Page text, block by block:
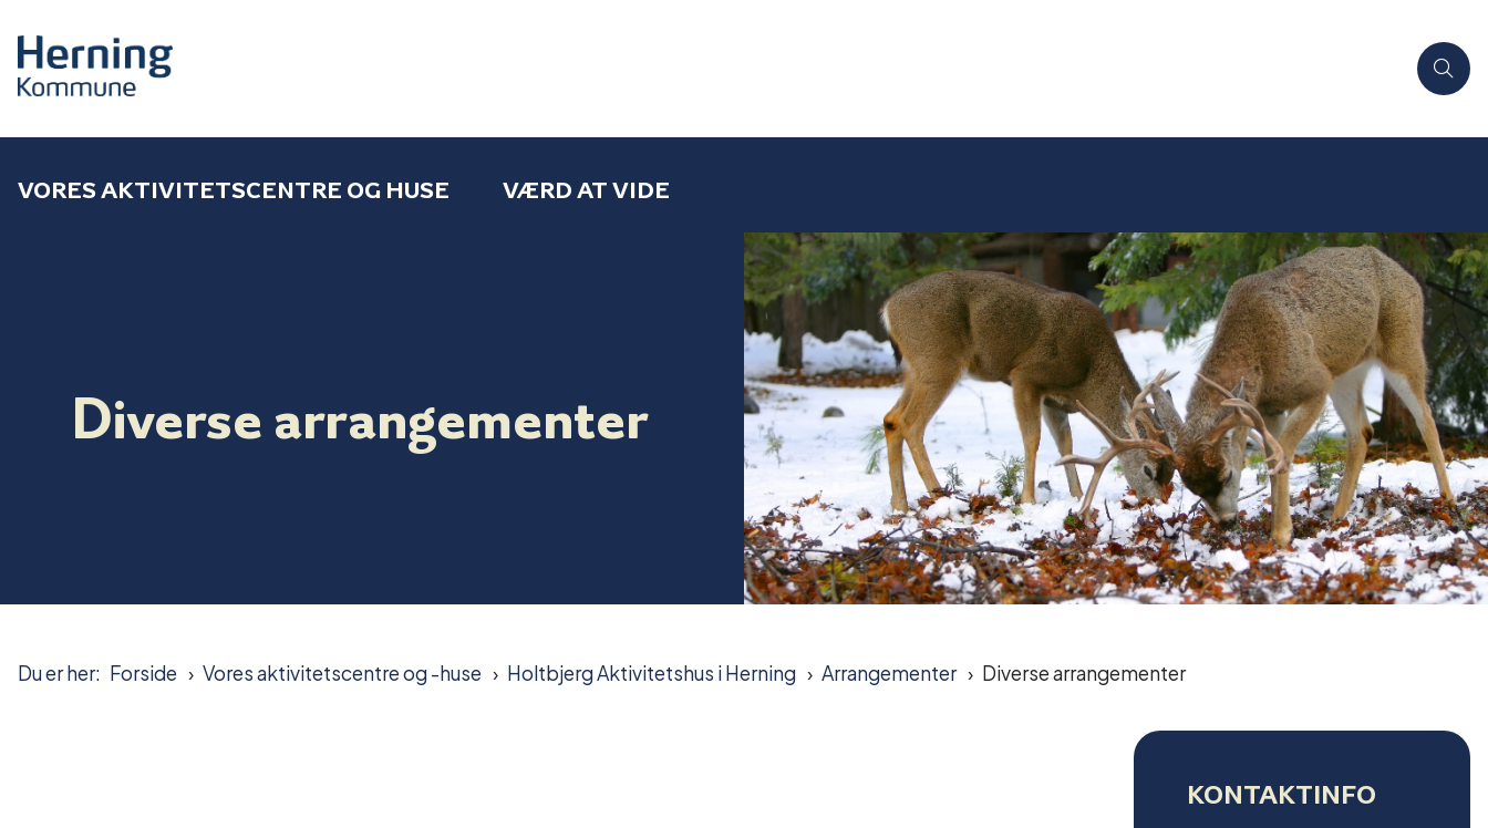
VORES AKTIVITETSCENTRE OG HUSE VÆRD AT VIDE
Diverse arrangementer
Du er her: Forside Vores aktivitetscentre og -huse Holtbjerg Aktivitetshus i Herning Arrangementer Diverse arrangementer
KONTAKTINFO